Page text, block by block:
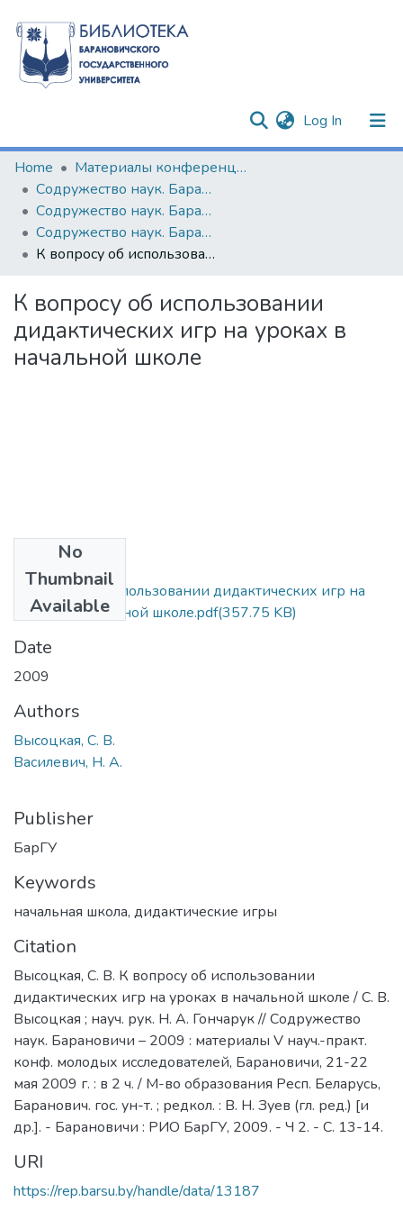
Log In (current)
Communities & Collections
All of DSpace
Statistics
Home
Материалы конференций и семинаров
Содружество наук. Барановичи (2005-2015 гг.)
Содружество наук. Барановичи-2009
Содружество наук. Барановичи-2009 (Часть 2)
К вопросу об использовании дидактических игр на уроках в начальной школе
К вопросу об использовании
дидактических игр на уроках в
начальной школе
No
Thumbnail
Available
К вопросу об использовании дидактических игр на
уроках в начальной школе.pdf(357.75 KB)
Date
2009
Authors
Высоцкая, С. В.
Василевич, Н. А.
Publisher
БарГУ
Keywords
начальная школа, дидактические игры
Citation
Высоцкая, С. В. К вопросу об использовании
дидактических игр на уроках в начальной школе / С. В.
Высоцкая ; науч. рук. Н. А. Гончарук // Содружество
наук. Барановичи – 2009 : материалы V науч.-практ.
конф. молодых исследователей, Барановичи, 21-22
мая 2009 г. : в 2 ч. / М-во образования Респ. Беларусь,
Баранович. гос. ун-т. ; редкол. : В. Н. Зуев (гл. ред.) [и
др.]. - Барановичи : РИО БарГУ, 2009. - Ч 2. - С. 13-14.
URI
https://rep.barsu.by/handle/data/13187